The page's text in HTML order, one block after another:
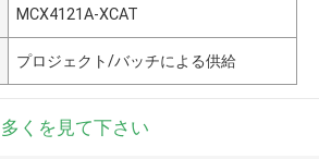
MCX4121A-XCAT
プロジェクト/バッチによる供給
多くを見て下さい